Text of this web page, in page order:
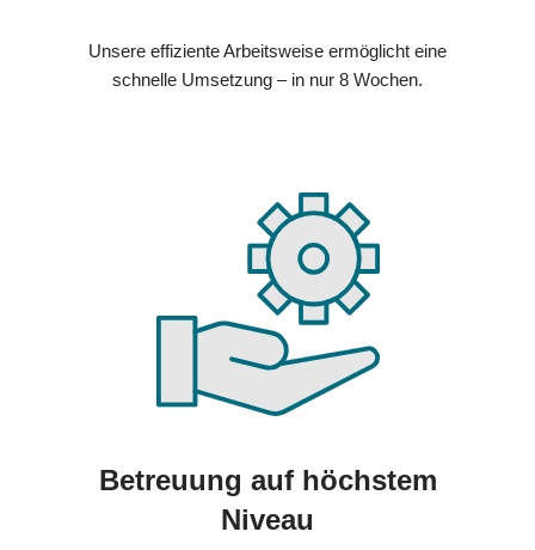
Unsere effiziente Arbeitsweise ermöglicht eine
schnelle Umsetzung – in nur 8 Wochen.
Betreuung auf höchstem
Niveau